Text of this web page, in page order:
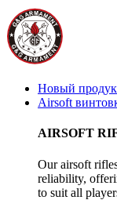
Новый
Airsoft
AIRSOFT
Our airsoft
reliability,
to suit all